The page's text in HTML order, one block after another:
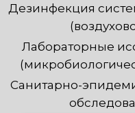
Дезинфекция
Лабораторные
Санитарно-